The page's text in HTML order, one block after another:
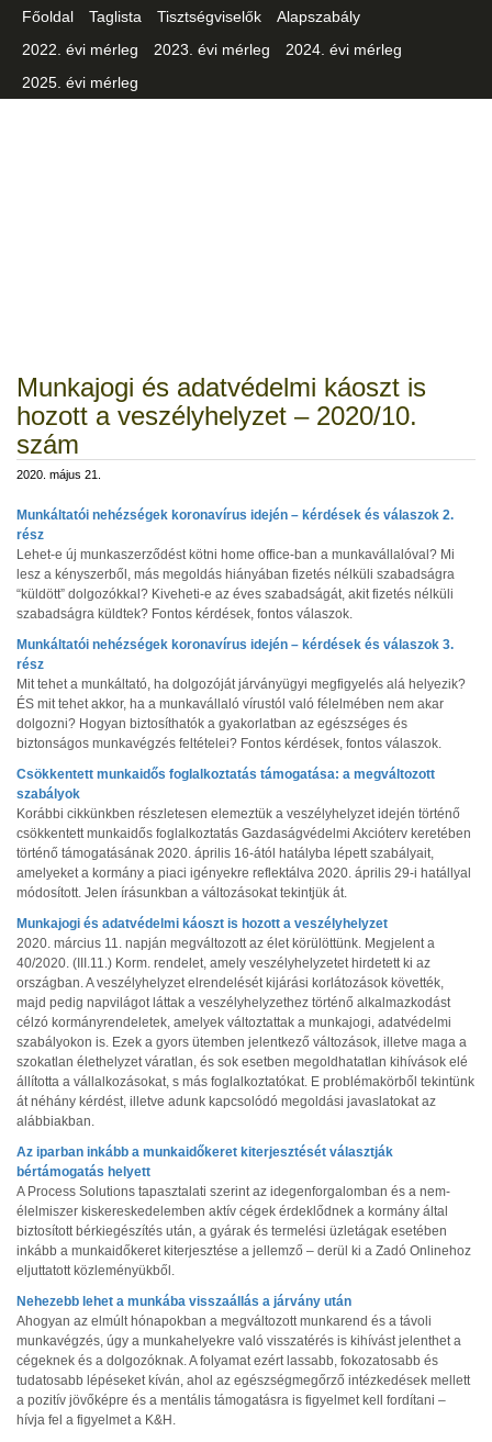
Főoldal Taglista Tisztségviselők
Alapszabály
2022. évi mérleg
2023. évi mérleg
2024. évi mérleg
2025. évi mérleg
Munkajogi és adatvédelmi káoszt is
hozott a veszélyhelyzet – 2020/10.
szám
2020. május 21.
Munkáltatói nehézségek koronavírus idején – kérdések és válaszok 2.
rész
Lehet-e új munkaszerződést kötni home office-ban a munkavállalóval? Mi
lesz a kényszerből, más megoldás hiányában fizetés nélküli szabadságra
“küldött” dolgozókkal? Kiveheti-e az éves szabadságát, akit fizetés nélküli
szabadságra küldtek? Fontos kérdések, fontos válaszok.
Munkáltatói nehézségek koronavírus idején – kérdések és válaszok 3.
rész
Mit tehet a munkáltató, ha dolgozóját járványügyi megfigyelés alá helyezik?
ÉS mit tehet akkor, ha a munkavállaló vírustól való félelmében nem akar
dolgozni? Hogyan biztosíthatók a gyakorlatban az egészséges és
biztonságos munkavégzés feltételei? Fontos kérdések, fontos válaszok.
Csökkentett munkaidős foglalkoztatás támogatása: a megváltozott
szabályok
Korábbi cikkünkben részletesen elemeztük a veszélyhelyzet idején történő
csökkentett munkaidős foglalkoztatás Gazdaságvédelmi Akcióterv keretében
történő támogatásának 2020. április 16-ától hatályba lépett szabályait,
amelyeket a kormány a piaci igényekre reflektálva 2020. április 29-i hatállyal
módosított. Jelen írásunkban a változásokat tekintjük át.
Munkajogi és adatvédelmi káoszt is hozott a veszélyhelyzet
2020. március 11. napján megváltozott az élet körülöttünk. Megjelent a
40/2020. (III.11.) Korm. rendelet, amely veszélyhelyzetet hirdetett ki az
országban. A veszélyhelyzet elrendelését kijárási korlátozások követték,
majd pedig napvilágot láttak a veszélyhelyzethez történő alkalmazkodást
célzó kormányrendeletek, amelyek változtattak a munkajogi, adatvédelmi
szabályokon is. Ezek a gyors ütemben jelentkező változások, illetve maga a
szokatlan élethelyzet váratlan, és sok esetben megoldhatatlan kihívások elé
állította a vállalkozásokat, s más foglalkoztatókat. E problémakörből tekintünk
át néhány kérdést, illetve adunk kapcsolódó megoldási javaslatokat az
alábbiakban.
Az iparban inkább a munkaidőkeret kiterjesztését választják
bértámogatás helyett
A Process Solutions tapasztalati szerint az idegenforgalomban és a nem-
élelmiszer kiskereskedelemben aktív cégek érdeklődnek a kormány által
biztosított bérkiegészítés után, a gyárak és termelési üzletágak esetében
inkább a munkaidőkeret kiterjesztése a jellemző – derül ki a Zadó Onlinehoz
eljuttatott közleményükből.
Nehezebb lehet a munkába visszaállás a járvány után
Ahogyan az elmúlt hónapokban a megváltozott munkarend és a távoli
munkavégzés, úgy a munkahelyekre való visszatérés is kihívást jelenthet a
cégeknek és a dolgozóknak. A folyamat ezért lassabb, fokozatosabb és
tudatosabb lépéseket kíván, ahol az egészségmegőrző intézkedések mellett
a pozitív jövőképre és a mentális támogatásra is figyelmet kell fordítani –
hívja fel a figyelmet a K&H.